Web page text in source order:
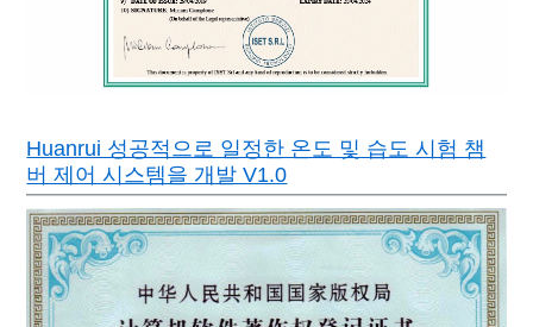
Huanrui 성공적으로 일정한 온도 및 습도 시험 챔
버 제어 시스템을 개발 V1.0